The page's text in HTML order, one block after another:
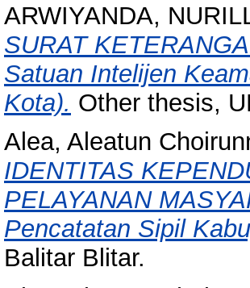
ARWIYANDA,
SURAT
Satuan Intelijen
Kota). Other thesis,
Alea, Aleatun
IDENTITAS
PELAYANAN
Pencatatan Sipil
Balitar Blitar.